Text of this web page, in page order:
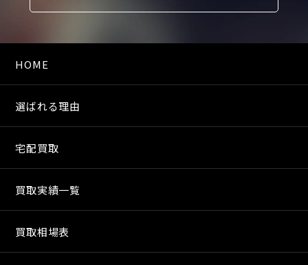
HOME
選ばれる理由
宅配買取
買取実績一覧
買取相場表